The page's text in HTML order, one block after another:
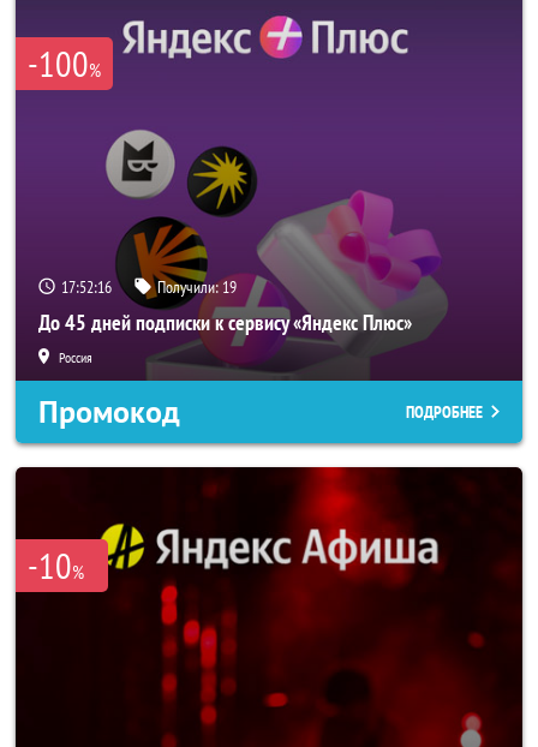
-100%
17:52:15 Получили:19
До 45 дней подписки к сервису «Яндекс Плюс»
Россия
Промокод ПОДРОБНЕЕ
-10%